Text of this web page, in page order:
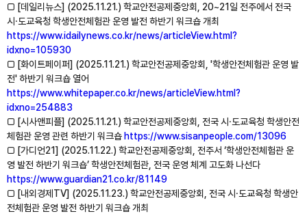
□ [데일리뉴스] (2025.11.21.) 학교안전공제중앙회, 20~21일 전주에서 전국
시⸱도교육청 학생안전체험관 운영 발전 하반기 워크숍 개최
https://www.idailynews.co.kr/news/articleView.html?
idxno=105930
□ [화이트페이퍼] (2025.11.21.) 학교안전공제중앙회, '학생안전체험관 운영 발
전' 하반기 워크숍 열어
https://www.whitepaper.co.kr/news/articleView.html?
idxno=254883
□ [시사앤피플] (2025.11.21.) 학교안전공제중앙회, 전국 시⸱도교육청 학생안전
체험관 운영 관련 하반기 워크숍 https://www.sisanpeople.com/13096
□ [가디언21] (2025.11.22.) 학교안전공제중앙회, 전주서 ‘학생안전체험관 운
영 발전 하반기 워크숍’ 학생안전체험관, 전국 운영 체계 고도화 나선다
https://www.guardian21.co.kr/81149
□ [내외경제TV] (2025.11.23.) 학교안전공제중앙회, 전국 시⸱도교육청 학생안
전체험관 운영 발전 하반기 워크숍 개최